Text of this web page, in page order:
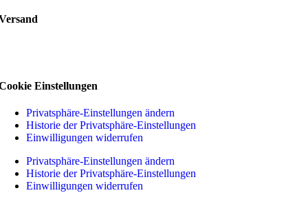
Einstellungen
Privatsphäre-Einstellungen ändern
Historie der Privatsphäre-Einstellungen
Einwilligungen widerrufen
Privatsphäre-Einstellungen ändern
Historie der Privatsphäre-Einstellungen
Einwilligungen widerrufen